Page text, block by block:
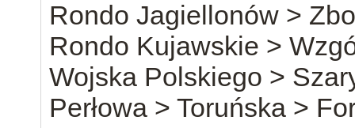
Rondo Jagiellonów >
Rondo Kujawskie >
Wojska Polskiego >
Perłowa > Toruńska >